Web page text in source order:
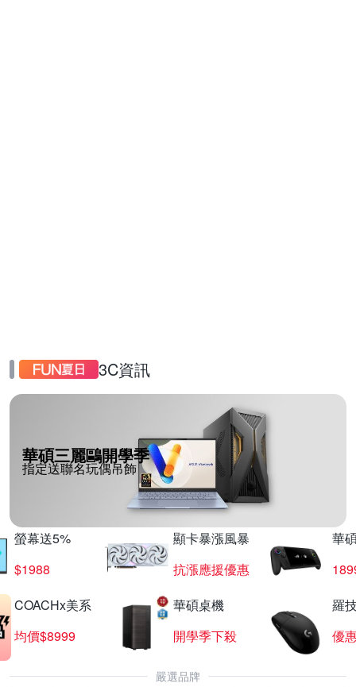
3C資訊
華碩三麗鷗開學季
指定送聯名玩偶吊飾
螢幕送5%
$1988
顯卡暴漲風暴
抗漲應援優惠
華
COACHx美系
均價$8999
華碩桌機
開學季下殺
羅
優
嚴選品牌